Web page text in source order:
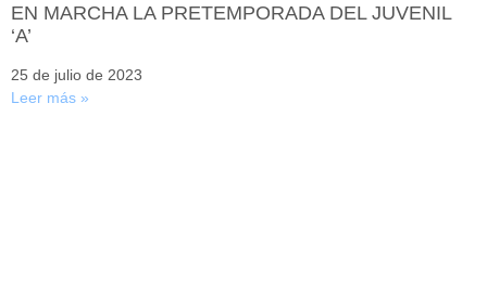
EN MARCHA LA PRETEMPORADA DEL JUVENIL
‘A’
25 de julio de 2023
Leer más »